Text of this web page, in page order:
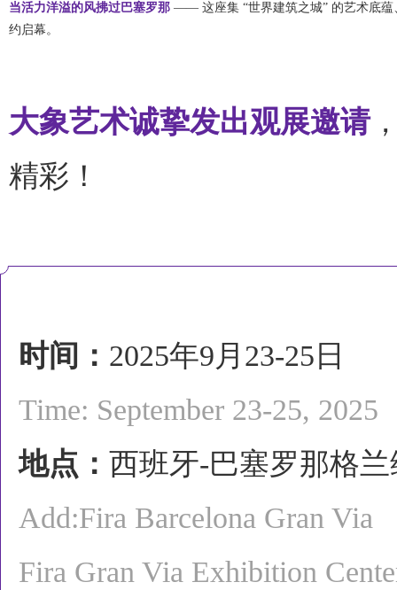
当活力洋溢的风拂过巴塞罗那 —— 这座集 “世界建筑之城” 的艺术底蕴
约启幕。
大象艺术诚挚发出观展邀请
精彩！
时间： 2025年9月23-25日
Time: September 23-25, 2025
地点： 西班牙-巴塞罗那格
Add:Fira Barcelona Gran Via
Fira Gran Via Exhibition